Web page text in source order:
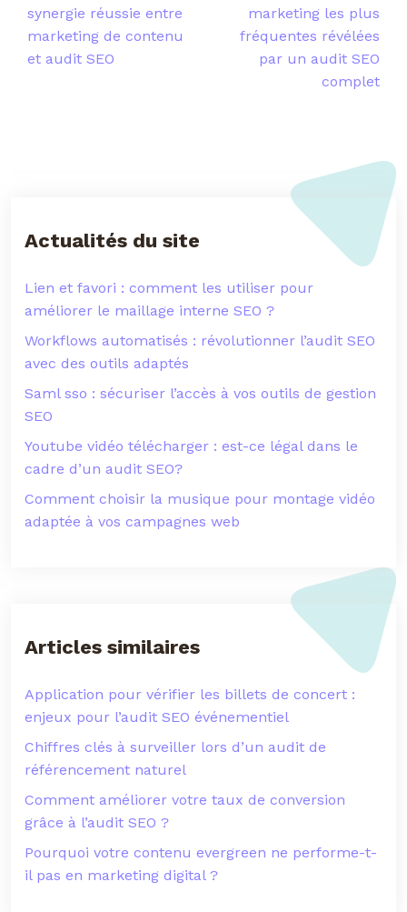
synergie réussie entre
marketing de contenu
et audit SEO
marketing les plus
fréquentes révélées
par un audit SEO
complet
Actualités du site
Lien et favori : comment les utiliser pour
améliorer le maillage interne SEO ?
Workflows automatisés : révolutionner l’audit SEO
avec des outils adaptés
Saml sso : sécuriser l’accès à vos outils de gestion
SEO
Youtube vidéo télécharger : est-ce légal dans le
cadre d’un audit SEO?
Comment choisir la musique pour montage vidéo
adaptée à vos campagnes web
Articles similaires
Application pour vérifier les billets de concert :
enjeux pour l’audit SEO événementiel
Chiffres clés à surveiller lors d’un audit de
référencement naturel
Comment améliorer votre taux de conversion
grâce à l’audit SEO ?
Pourquoi votre contenu evergreen ne performe-t-
il pas en marketing digital ?